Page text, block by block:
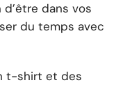
d’être dans vos
du temps avec
t-shirt et des